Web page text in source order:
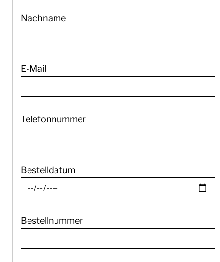
Nachname
E-Mail
Telefonnummer
Bestelldatum
Bestellnummer